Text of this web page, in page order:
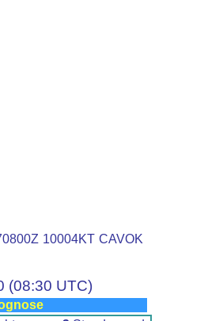
10004KT CAVOK
(08:30 UTC)